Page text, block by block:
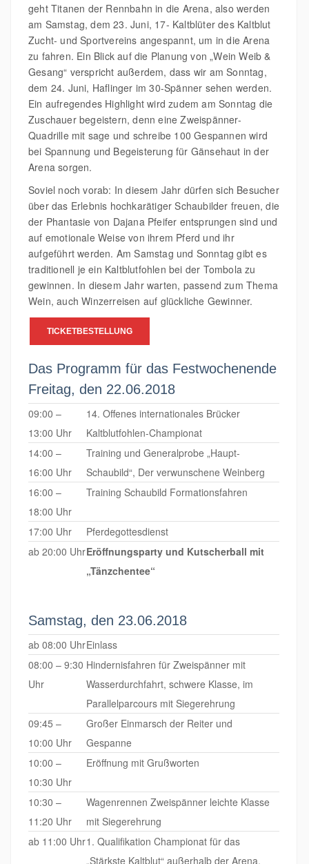
geht Titanen der Rennbahn in die Arena, also werden
am Samstag, dem 23. Juni, 17- Kaltblüter des Kaltblut
Zucht- und Sportvereins angespannt, um in die Arena
zu fahren. Ein Blick auf die Planung von „Wein Weib &
Gesang“ verspricht außerdem, dass wir am Sonntag,
dem 24. Juni, Haflinger im 30-Spänner sehen werden.
Ein aufregendes Highlight wird zudem am Sonntag die
Zuschauer begeistern, denn eine Zweispänner-
Quadrille mit sage und schreibe 100 Gespannen wird
bei Spannung und Begeisterung für Gänsehaut in der
Arena sorgen.
Soviel noch vorab: In diesem Jahr dürfen sich Besucher
über das Erlebnis hochkarätiger Schaubilder freuen, die
der Phantasie von Dajana Pfeifer entsprungen sind und
auf emotionale Weise von ihrem Pferd und ihr
aufgeführt werden. Am Samstag und Sonntag gibt es
traditionell je ein Kaltblutfohlen bei der Tombola zu
gewinnen. In diesem Jahr warten, passend zum Thema
Wein, auch Winzerreisen auf glückliche Gewinner.
TICKETBESTELLUNG
Das Programm für das Festwochenende
Freitag, den 22.06.2018
09:00 –
13:00 Uhr
14. Offenes internationales Brücker
Kaltblutfohlen-Championat
14:00 –
16:00 Uhr
Training und Generalprobe „Haupt-
Schaubild“, Der verwunschene Weinberg
16:00 –
18:00 Uhr
Training Schaubild Formationsfahren
17:00 Uhr
Pferdegottesdienst
ab 20:00 UhrEröffnungsparty und Kutscherball mit
„Tänzchentee“
Samstag, den 23.06.2018
ab 08:00 UhrEinlass
08:00 – 9:30
Uhr
Hindernisfahren für Zweispänner mit
Wasserdurchfahrt, schwere Klasse, im
Parallelparcours mit Siegerehrung
09:45 –
10:00 Uhr
Großer Einmarsch der Reiter und
Gespanne
10:00 –
10:30 Uhr
Eröffnung mit Grußworten
10:30 –
11:20 Uhr
Wagenrennen Zweispänner leichte Klasse
mit Siegerehrung
ab 11:00 Uhr1. Qualifikation Championat für das
„Stärkste Kaltblut“ außerhalb der Arena,